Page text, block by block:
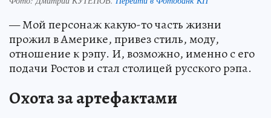
— Мой персонаж какую-то часть жизни
прожил в Америке, привез стиль, моду,
отношение к рэпу. И, возможно, именно с его
подачи Ростов и стал столицей русского рэпа.
Охота за артефактами